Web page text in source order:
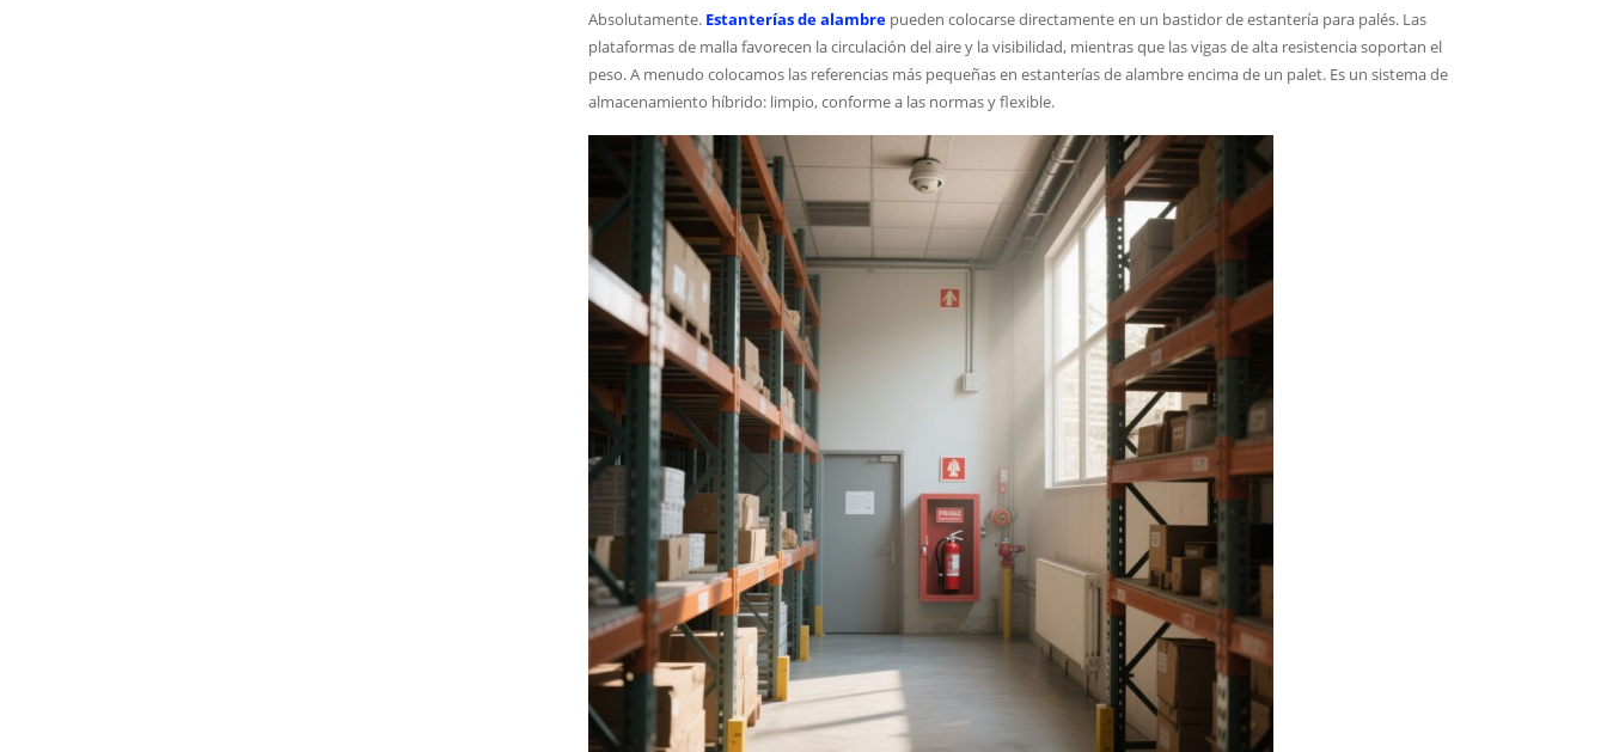
Absolutamente. Estanterías de alambre pueden colocarse directamente en un bastidor de estantería para palés. Las
plataformas de malla favorecen la circulación del aire y la visibilidad, mientras que las vigas de alta resistencia soportan el
peso. A menudo colocamos las referencias más pequeñas en estanterías de alambre encima de un palet. Es un sistema de
almacenamiento híbrido: limpio, conforme a las normas y flexible.